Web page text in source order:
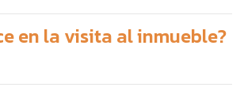
en la visita al inmueble?